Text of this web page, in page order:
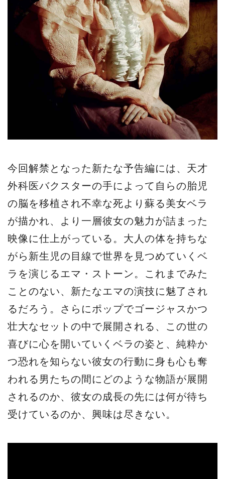
今回解禁となった新たな予告編には、天才
外科医バクスターの手によって自らの胎児
の脳を移植され不幸な死より蘇る美女ベラ
が描かれ、より一層彼女の魅力が詰まった
映像に仕上がっている。大人の体を持ちな
がら新生児の目線で世界を見つめていくベ
ラを演じるエマ・ストーン。これまでみた
ことのない、新たなエマの演技に魅了され
るだろう。さらにポップでゴージャスかつ
壮大なセットの中で展開される、この世の
喜びに心を開いていくベラの姿と、純粋か
つ恐れを知らない彼女の行動に身も心も奪
われる男たちの間にどのような物語が展開
されるのか、彼女の成長の先には何が待ち
受けているのか、興味は尽きない。